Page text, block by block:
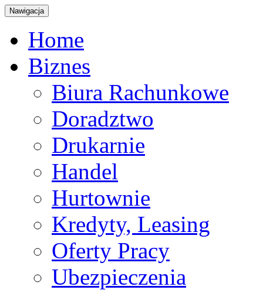
Nawigacja
Home
Biznes
Biura Rachunkowe
Doradztwo
Drukarnie
Handel
Hurtownie
Kredyty, Leasing
Oferty Pracy
Ubezpieczenia